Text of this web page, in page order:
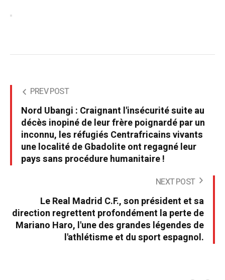
PREV POST
Nord Ubangi : Craignant l'insécurité suite au
décès inopiné de leur frère poignardé par un
inconnu, les réfugiés Centrafricains vivants
une localité de Gbadolite ont regagné leur
pays sans procédure humanitaire !
NEXT POST
Le Real Madrid C.F., son président et sa
direction regrettent profondément la perte de
Mariano Haro, l'une des grandes légendes de
l'athlétisme et du sport espagnol.